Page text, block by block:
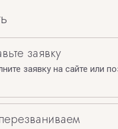
заявку
заявку на сайте или